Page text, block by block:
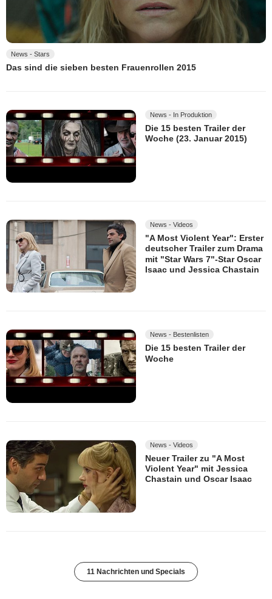
News - Stars
Das sind die sieben besten Frauenrollen 2015
News - In Produktion
Die 15 besten Trailer der
Woche (23. Januar 2015)
News - Videos
"A Most Violent Year": Erster
deutscher Trailer zum Drama
mit "Star Wars 7"-Star Oscar
Isaac und Jessica Chastain
News - Bestenlisten
Die 15 besten Trailer der
Woche
News - Videos
Neuer Trailer zu "A Most
Violent Year" mit Jessica
Chastain und Oscar Isaac
11 Nachrichten und Specials